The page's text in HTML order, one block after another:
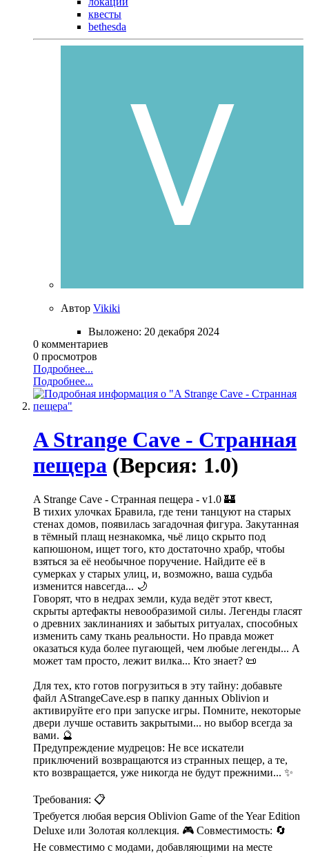
квесты
bethesda
Автор Vikiki
Выложено: 20 декабря 2024
0 комментариев
0 просмотров
Подробнее...
Подробнее...
A Strange Cave - Странная
пещера (Версия: 1.0)
A Strange Cave - Странная пещера - v1.0 🏰
В тихих улочках Бравила, где тени танцуют на старых
стенах домов, появилась загадочная фигура. Закутанная
в тёмный плащ незнакомка, чьё лицо скрыто под
капюшоном, ищет того, кто достаточно храбр, чтобы
взяться за её необычное поручение. Найдите её в
сумерках у старых улиц, и, возможно, ваша судьба
изменится навсегда... 🌙
Говорят, что в недрах земли, куда ведёт этот квест,
скрыты артефакты невообразимой силы. Легенды гласят
о древних заклинаниях и забытых ритуалах, способных
изменить саму ткань реальности. Но правда может
оказаться куда более пугающей, чем любые легенды... А
может там просто, лежит вилка... Кто знает? 📜
Для тех, кто готов погрузиться в эту тайну: добавьте
файл AStrangeCave.esp в папку данных Oblivion и
активируйте его при запуске игры. Помните, некоторые
двери лучше оставить закрытыми... но выбор всегда за
вами. 🔮
Предупреждение мудрецов: Не все искатели
приключений возвращаются из странных пещер, а те,
кто возвращается, уже никогда не будут прежними... ✨
Требования: 📋
Требуется любая версия Oblivion Game of the Year Edition
Deluxe или Золотая коллекция. 🎮 Совместимость: 🔄
Не совместимо с модами, добавляющими на месте